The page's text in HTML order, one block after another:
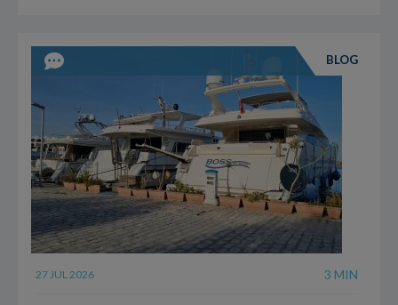
BLOG
27 JUL 2026 3 MIN